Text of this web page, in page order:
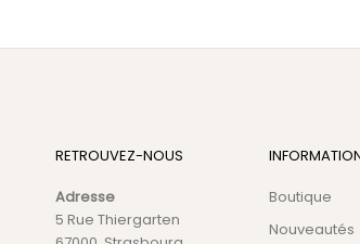
RETROUVEZ-NOUS
Adresse
5 Rue Thiergarten
Boutique
Nouveautés